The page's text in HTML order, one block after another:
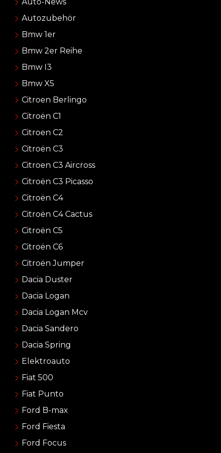
Autozubehör
Bmw 1er
Bmw 2er Reihe
Bmw I3
Bmw X5
Citroen Berlingo
Citroën C1
Citroen C2
Citroën C3
Citroen C3 Aircross
Citroën C3 Picasso
Citroën C4
Citroën C4 Cactus
Citroën C5
Citroën C6
Citroën Jumper
Dacia Duster
Dacia Logan
Dacia Logan Mcv
Dacia Sandero
Dacia Spring
Elektroauto
Fiat 500
Fiat Punto
Ford B-max
Ford Fiesta
Ford Focus